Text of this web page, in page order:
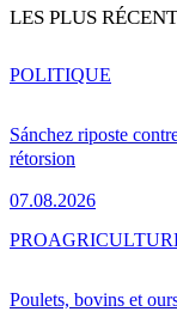
LES PLUS
Sánchez riposte
rétorsion
07.08.2026
POLITIQUE
Poulets, bovins et
PRO